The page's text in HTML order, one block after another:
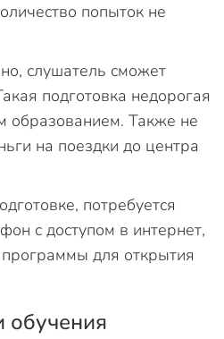
попыток не
слушатель сможет
подготовка недорогая
образованием. Также не
на поездки до центра
потребуется
с доступом в интернет,
для открытия
обучения